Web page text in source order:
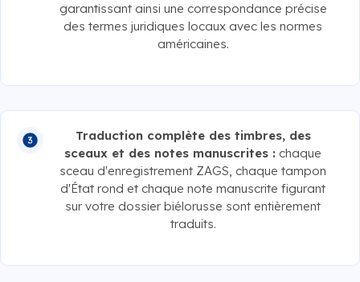
garantissant ainsi une correspondance précise
des termes juridiques locaux avec les normes
américaines.
Traduction complète des timbres, des
sceaux et des notes manuscrites : chaque
sceau d'enregistrement ZAGS, chaque tampon
d'État rond et chaque note manuscrite figurant
sur votre dossier biélorusse sont entièrement
traduits.